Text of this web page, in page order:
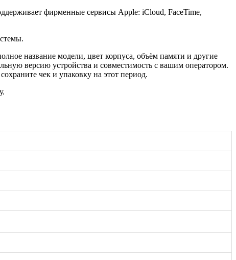
фирменные сервисы Apple: iCloud, FaceTime,
название модели, цвет корпуса, объём памяти и другие
версию устройства и совместимость с вашим оператором.
чек и упаковку на этот период.